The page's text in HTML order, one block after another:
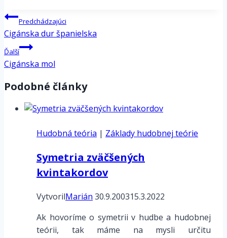
Navigácia
v
článku
Predchádzajúci
Cigánska dur španielska
Ďalší
Cigánska mol
Podobné články
Hudobná teória | Základy hudobnej teórie
Symetria zväčšených
kvintakordov
VytvorilMarián 30.9.200315.3.2022
Ak hovoríme o symetrii v hudbe a hudobnej
teórii, tak máme na mysli určitu